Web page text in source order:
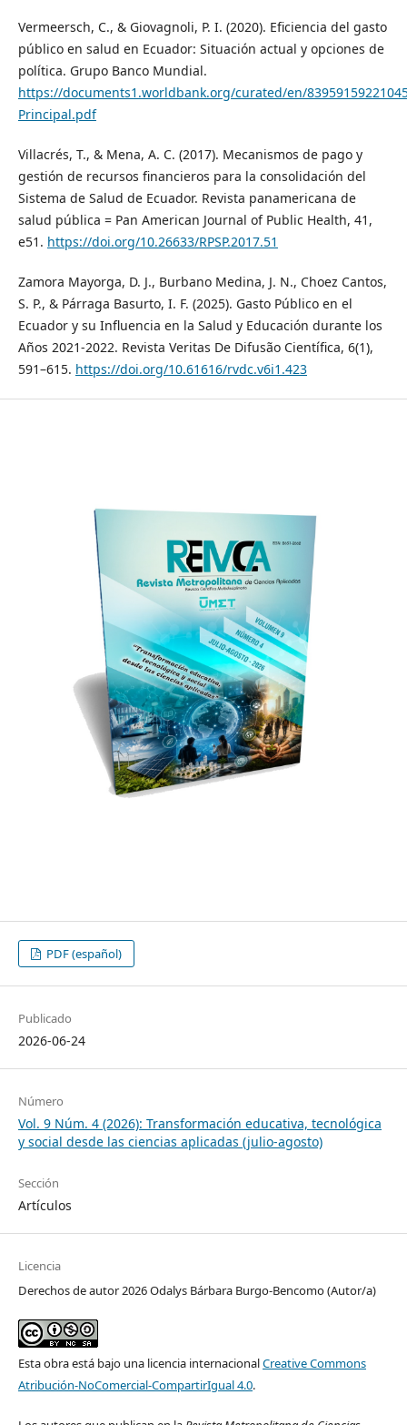
Vermeersch, C., & Giovagnoli, P. I. (2020). Eficiencia del gasto
público en salud en Ecuador: Situación actual y opciones de
política. Grupo Banco Mundial.
https://documents1.worldbank.org/curated/en/
Principal.pdf
Villacrés, T., & Mena, A. C. (2017). Mecanismos de pago y
gestión de recursos financieros para la consolidación del
Sistema de Salud de Ecuador. Revista panamericana de
salud pública = Pan American Journal of Public Health, 41,
e51. https://doi.org/10.26633/RPSP.2017.51
Zamora Mayorga, D. J., Burbano Medina, J. N., Choez Cantos,
S. P., & Párraga Basurto, I. F. (2025). Gasto Público en el
Ecuador y su Influencia en la Salud y Educación durante los
Años 2021-2022. Revista Veritas De Difusão Científica, 6(1),
591–615. https://doi.org/10.61616/rvdc.v6i1.423
PDF (español)
Publicado
2026-06-24
Número
Vol. 9 Núm. 4 (2026): Transformación educativa, tecnológica
y social desde las ciencias aplicadas (julio-agosto)
Sección
Artículos
Licencia
Derechos de autor 2026 Odalys Bárbara Burgo-Bencomo (Autor/a)
Esta obra está bajo una licencia internacionalCreative Commons
Atribución-NoComercial-CompartirIgual 4.0.